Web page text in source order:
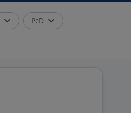
PcD